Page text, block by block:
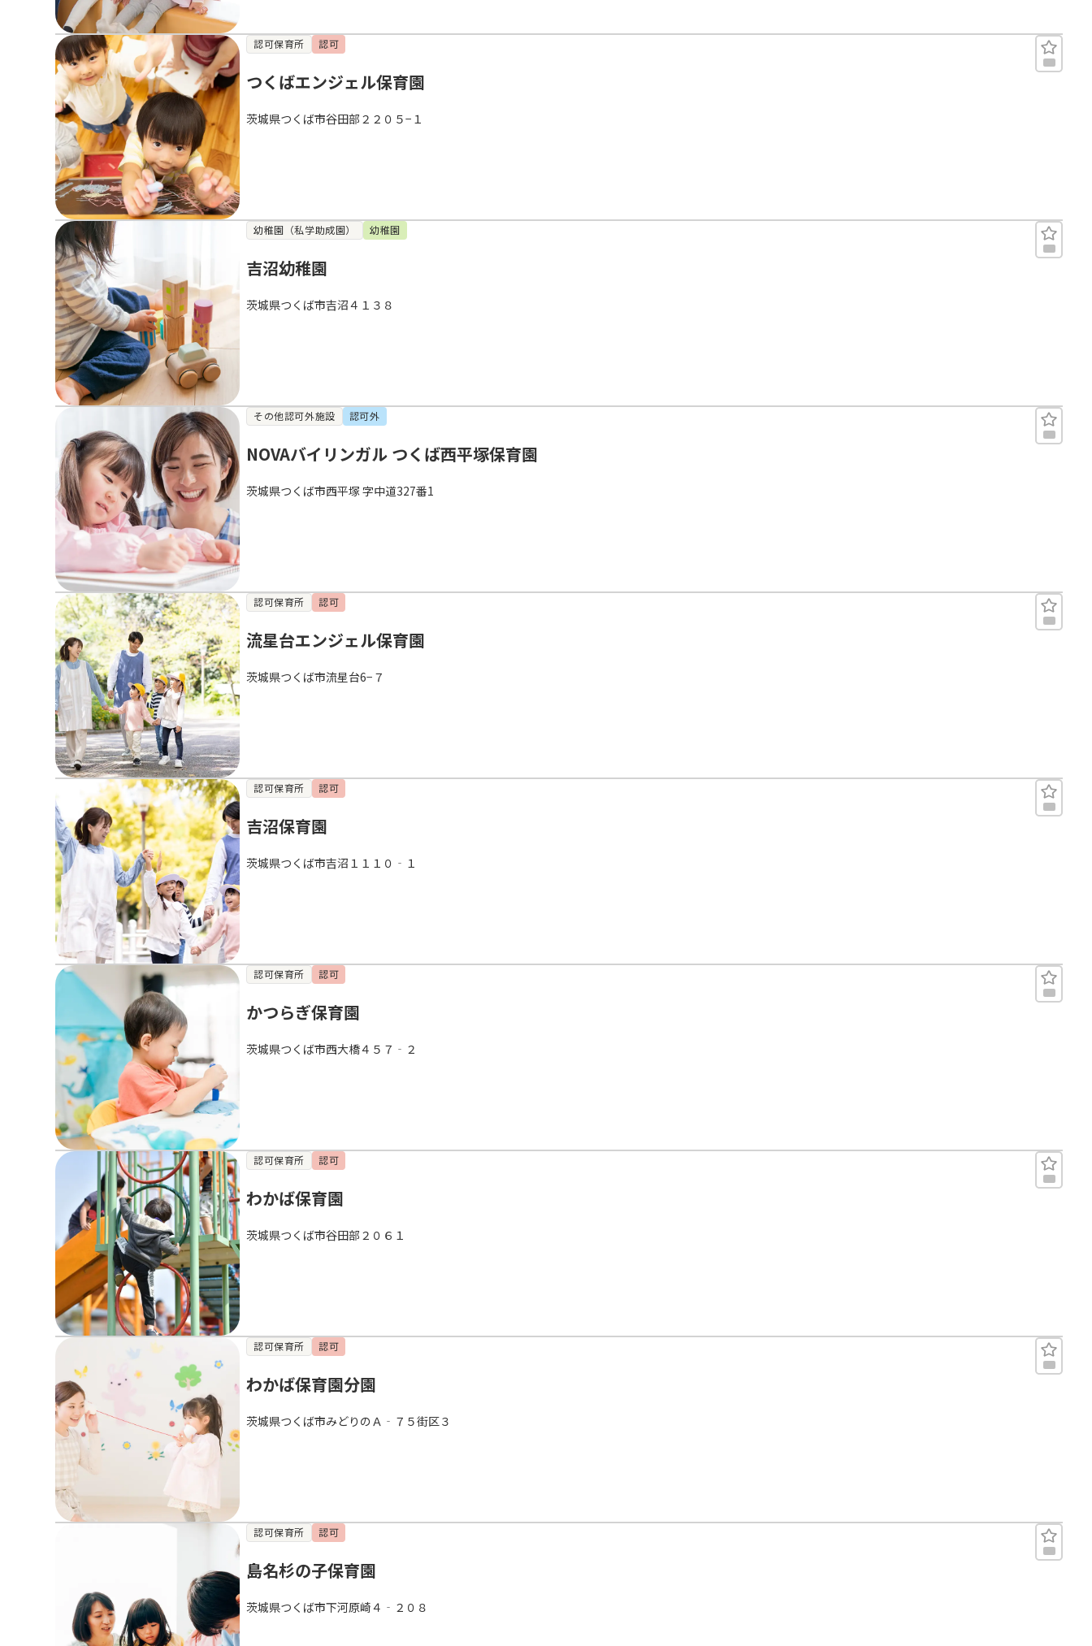
認可保育所 認可
つくばエンジェル保育園
茨城県つくば市谷田部２２０５−１
幼稚園（私学助成園） 幼稚園
吉沼幼稚園
茨城県つくば市吉沼４１３８
その他認可外施設 認可外
NOVAバイリンガル つくば西平塚保育園
茨城県つくば市西平塚 字中道327番1
認可保育所 認可
流星台エンジェル保育園
茨城県つくば市流星台6−７
認可保育所 認可
吉沼保育園
茨城県つくば市吉沼１１１０‐１
認可保育所 認可
かつらぎ保育園
茨城県つくば市西大橋４５７‐２
認可保育所 認可
わかば保育園
茨城県つくば市谷田部２０６１
認可保育所 認可
わかば保育園分園
茨城県つくば市みどりのＡ‐７５街区３
認可保育所 認可
島名杉の子保育園
茨城県つくば市下河原崎４‐２０８